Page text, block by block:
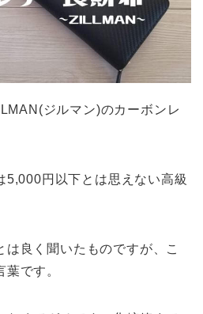
ジルマン)のカーボンレ
5,000円以下とは思えない高級
は良く聞いたものですが、こ
です。